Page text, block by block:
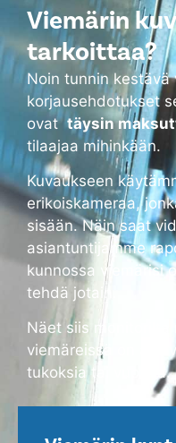
Viemärin
tarkoittaa?
Noin tunnin kestävä
korjausehdotukset
ovat täysin
tilaajaa mihinkään.
Kuvaukseen
erikoiskameraa,
sisään. Näin saat
asiantuntijamme
kunnossa viemärisi
tehdä jotain.
Näet siis monitorilta
viemäreissä on
tukoksia tai vuotoja.